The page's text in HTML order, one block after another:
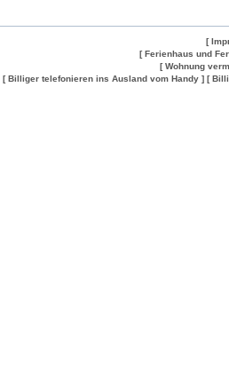
[
[ Ferienhaus und
[ Wohnung
[ Billiger telefonieren ins Ausland vom Handy ] [